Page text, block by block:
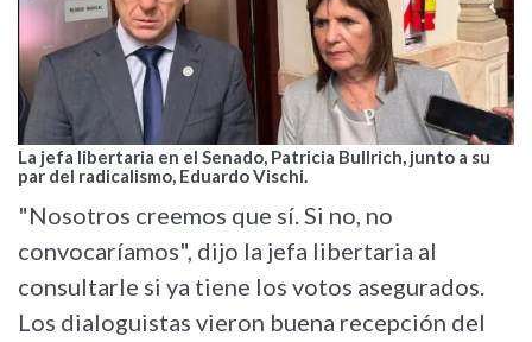
La jefa libertaria en el Senado, Patricia Bullrich, junto a su
par del radicalismo, Eduardo Vischi.
"Nosotros creemos que sí. Si no, no
convocaríamos", dijo la jefa libertaria al
consultarle si ya tiene los votos asegurados.
Los dialoguistas vieron buena recepción del